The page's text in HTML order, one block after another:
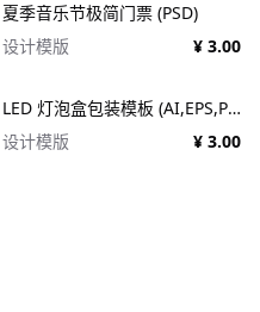
夏季音乐节极简门票 (PSD)
设计模版
¥ 3.00
LED 灯泡盒包装模板 (AI,EPS,PDF)
设计模版
¥ 3.00